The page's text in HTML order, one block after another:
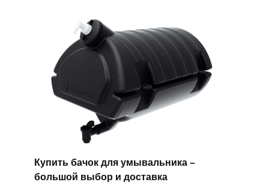
Купить бачок для умывальника –
большой выбор и доставка